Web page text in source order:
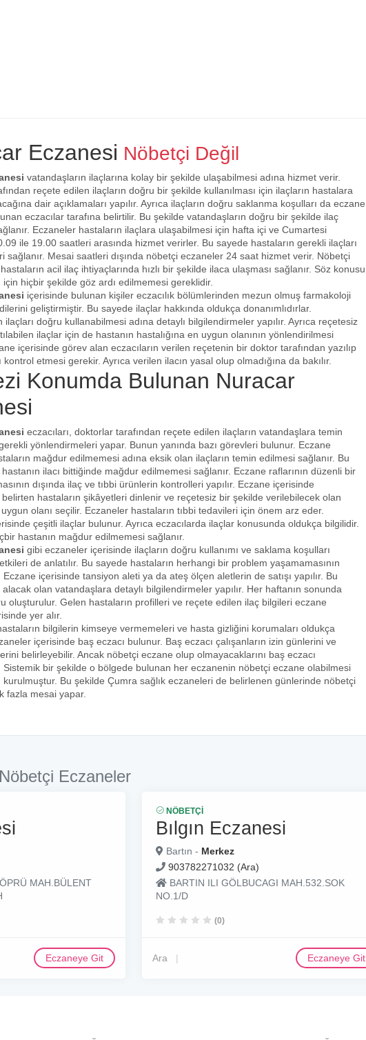
Eczanesi Nöbetçi Değil
vatandaşların ilaçlarına kolay bir şekilde ulaşabilmesi adına hizmet verir.
reçete edilen ilaçların doğru bir şekilde kullanılması için ilaçların hastalara
dair açıklamaları yapılır. Ayrıca ilaçların doğru saklanma koşulları da eczane
eczacılar tarafına belirtilir. Bu şekilde vatandaşların doğru bir şekilde ilaç
Eczaneler hastaların ilaçlara ulaşabilmesi için hafta içi ve Cumartesi
ile 19.00 saatleri arasında hizmet verirler. Bu sayede hastaların gerekli ilaçları
sağlanır. Mesai saatleri dışında nöbetçi eczaneler 24 saat hizmet verir. Nöbetçi
acil ilaç ihtiyaçlarında hızlı bir şekilde ilaca ulaşması sağlanır. Söz konusu
için hiçbir şekilde göz ardı edilmemesi gereklidir.
içerisinde bulunan kişiler eczacılık bölümlerinden mezun olmuş farmakoloji
geliştirmiştir. Bu sayede ilaçlar hakkında oldukça donanımlıdırlar.
ilaçları doğru kullanabilmesi adına detaylı bilgilendirmeler yapılır. Ayrıca reçetesiz
ilaçlar için de hastanın hastalığına en uygun olanının yönlendirilmesi
içerisinde görev alan eczacıların verilen reçetenin bir doktor tarafından yazılıp
kontrol etmesi gerekir. Ayrıca verilen ilacın yasal olup olmadığına da bakılır.
Konumda Bulunan Nuracar
eczacıları, doktorlar tarafından reçete edilen ilaçların vatandaşlara temin
yönlendirmeleri yapar. Bunun yanında bazı görevleri bulunur. Eczane
mağdur edilmemesi adına eksik olan ilaçların temin edilmesi sağlanır. Bu
ilacı bittiğinde mağdur edilmemesi sağlanır. Eczane raflarının düzenli bir
dışında ilaç ve tıbbi ürünlerin kontrolleri yapılır. Eczane içerisinde
belirten hastaların şikâyetleri dinlenir ve reçetesiz bir şekilde verilebilecek olan
olanı seçilir. Eczaneler hastaların tıbbi tedavileri için önem arz eder.
çeşitli ilaçlar bulunur. Ayrıca eczacılarda ilaçlar konusunda oldukça bilgilidir.
hastanın mağdur edilmemesi sağlanır.
gibi eczaneler içerisinde ilaçların doğru kullanımı ve saklama koşulları
de anlatılır. Bu sayede hastaların herhangi bir problem yaşamamasının
içerisinde tansiyon aleti ya da ateş ölçen aletlerin de satışı yapılır. Bu
alacak olan vatandaşlara detaylı bilgilendirmeler yapılır. Her haftanın sonunda
oluşturulur. Gelen hastaların profilleri ve reçete edilen ilaç bilgileri eczane
yer alır.
bilgilerin kimseye vermemeleri ve hasta gizliğini korumaları oldukça
içerisinde baş eczacı bulunur. Baş eczacı çalışanların izin günlerini ve
belirleyebilir. Ancak nöbetçi eczane olup olmayacaklarını baş eczacı
Sistemik bir şekilde o bölgede bulunan her eczanenin nöbetçi eczane olabilmesi
kurulmuştur. Bu şekilde Çumra sağlık eczaneleri de belirlenen günlerinde nöbetçi
fazla mesai yapar.
Eczaneler
MAH.BÜLENT
Eczaneye Git
NÖBETÇI
Bılgın Eczanesi
Bartın - Merkez
903782271032 (Ara)
BARTIN ILI GÖLBUCAGI MAH.532.SOK
NO.1/D
(0)
Ara Eczaneye Git